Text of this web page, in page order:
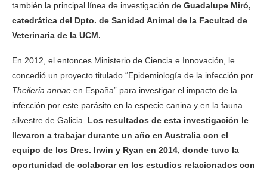
también la principal línea de investigación de Guadalupe Miró,
catedrática del Dpto. de Sanidad Animal de la Facultad de
Veterinaria de la UCM.
En 2012, el entonces Ministerio de Ciencia e Innovación, le
concedió un proyecto titulado “Epidemiología de la infección por
Theileria annae en España” para investigar el impacto de la
infección por este parásito en la especie canina y en la fauna
silvestre de Galicia. Los resultados de esta investigación le
llevaron a trabajar durante un año en Australia con el
equipo de los Dres. Irwin y Ryan en 2014, donde tuvo la
oportunidad de colaborar en los estudios relacionados con